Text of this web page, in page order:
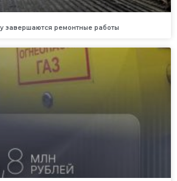
завершаются ремонтные работы